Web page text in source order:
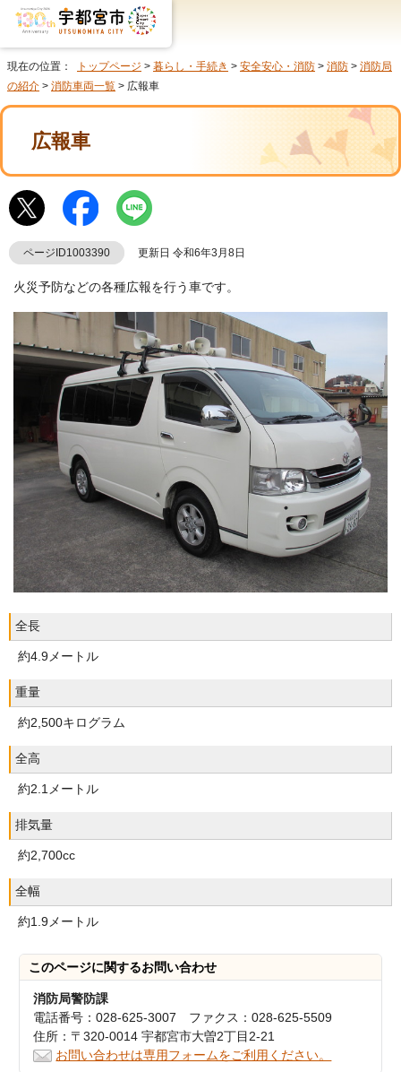
現在の位置： トップページ > 暮らし・手続き > 安全安心・消防 > 消防 > 消防局
の紹介 > 消防車両一覧 > 広報車
広報車
ページID1003390 更新日 令和6年3月8日
火災予防などの各種広報を行う車です。
全長
約4.9メートル
重量
約2,500キログラム
全高
約2.1メートル
排気量
約2,700cc
全幅
約1.9メートル
このページに関するお問い合わせ
消防局警防課
電話番号：028-625-3007 ファクス：028-625-5509
住所：〒320-0014 宇都宮市大曽2丁目2-21
お問い合わせは専用フォームをご利用ください。